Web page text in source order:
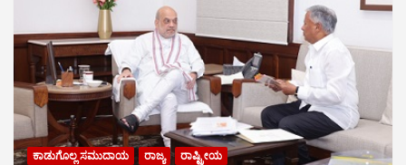
ಕಾಡುಗೊಲ್ಲ ಸಮುದಾಯ ರಾಜ್ಯ ರಾಷ್ಟ್ರೀಯ